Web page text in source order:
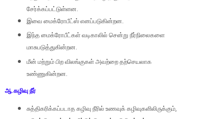
சேர்க்கப்பட்டுள்ளன.
இவை மைக்ரோபீட்ஸ் எனப்படுகின்றன.
இந்த மைக்ரோபீட்கள் வடிகாலில் சென்று நீர்நிலைகளை
மாசுபடுத்துகின்றன.
மீன் மற்றும் பிற விலங்குகள் அவற்றை தற்செயலாக
உண்ணுகின்றன.
ஆ.கழிவு நீர்
சுத்திகரிக்கப்படாத கழிவு நீரில் உணவுக் கழிவுகளிலிருக்கும்